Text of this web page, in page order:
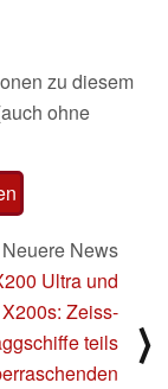
zu diesem
ohne
Neuere News
Ultra und
Zeiss-
teils
⟩